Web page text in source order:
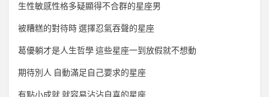
生性敏感性格多疑顯得不合群的星座男
被糟糕的對待時 選擇忍氣吞聲的星座
葛優躺才是人生哲學 這些星座一到放假就不想動
期待別人 自動滿足自己要求的星座